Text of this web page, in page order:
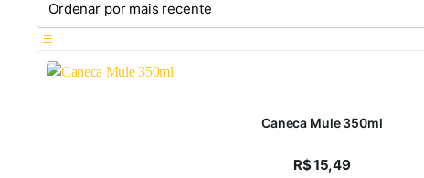
Caneca Mule 350ml
R$15,49